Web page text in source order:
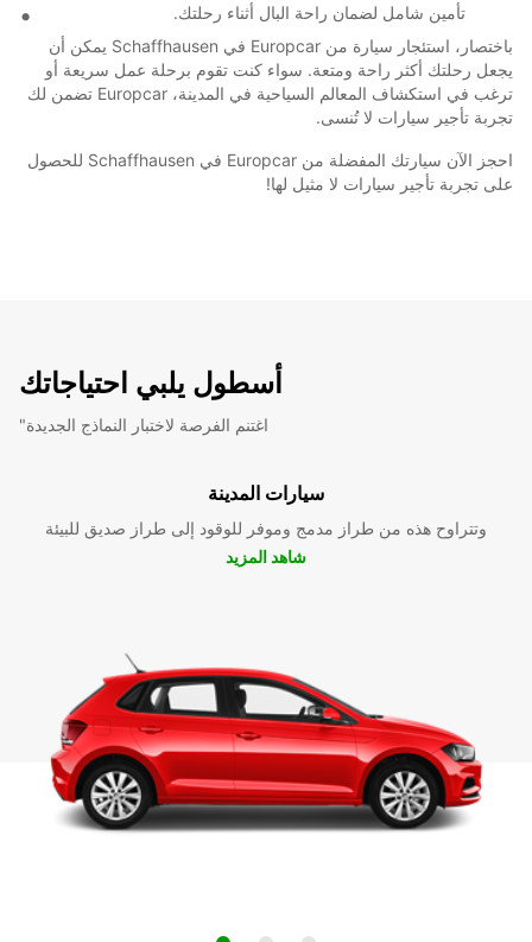
تأمين شامل لضمان راحة البال أثناء رحلتك.
باختصار، استئجار سيارة من Europcar في Schaffhausen يمكن أن
يجعل رحلتك أكثر راحة ومتعة. سواء كنت تقوم برحلة عمل سريعة أو
ترغب في استكشاف المعالم السياحية في المدينة، Europcar تضمن لك
تجربة تأجير سيارات لا تُنسى.
احجز الآن سيارتك المفضلة من Europcar في Schaffhausen للحصول
على تجربة تأجير سيارات لا مثيل لها!
أسطول يلبي احتياجاتك
"اغتنم الفرصة لاختبار النماذج الجديدة
سيارات المدينة
وتتراوح هذه من طراز مدمج وموفر للوقود إلى طراز صديق للبيئة
شاهد المزيد